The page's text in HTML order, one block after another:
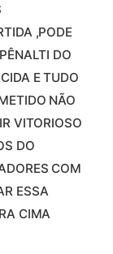
,PODE
DO
E TUDO
NÃO
VITORIOSO
DO
COM
ESSA
CIMA